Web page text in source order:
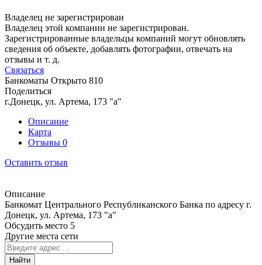
Владелец не зарегистрирован
Владелец этой компании не зарегистрирован.
Зарегистрированные владельцы компаний могут обновлять
сведения об объекте, добавлять фотографии, отвечать на
отзывы и т. д.
Связаться
Банкоматы Открыто 810
Поделиться
г.Донецк, ул. Артема, 173 "а"
Описание
Карта
Отзывы 0
Оставить отзыв
Описание
Банкомат Центрального Республиканского Банка по адресу г.
Донецк, ул. Артема, 173 "а"
Обсудить место 5
Другие места сети
Найти